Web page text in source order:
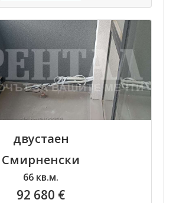
двустаен
Смирненски
66 кв.м.
92 680 €